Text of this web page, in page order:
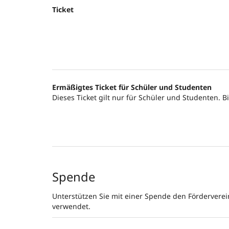
Ticket
Ermäßigtes Ticket für Schüler und Studenten
Dieses Ticket gilt nur für Schüler und Studenten.
Spende
Unterstützen Sie mit einer Spende den
verwendet.